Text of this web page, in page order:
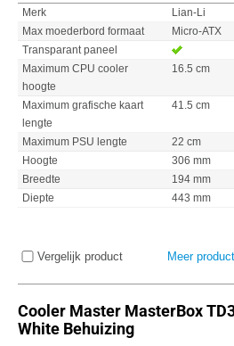
Merk
Lian-Li
Max moederbord formaat
Micro-ATX
Transparant paneel
Maximum CPU cooler
hoogte
16.5 cm
Maximum grafische kaart
lengte
41.5 cm
Maximum PSU lengte
22 cm
Hoogte
306 mm
Breedte
194 mm
Diepte
443 mm
Vergelijk product Meer
Cooler Master MasterBox
White Behuizing